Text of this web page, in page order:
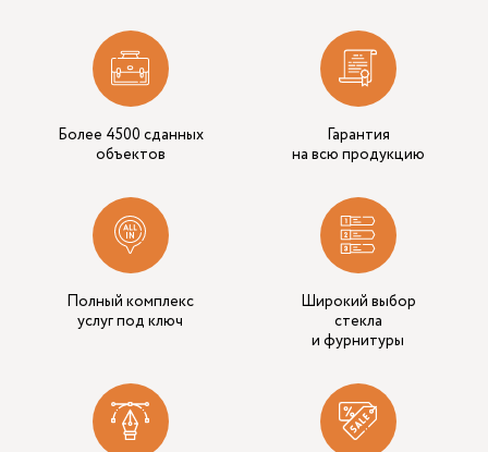
Более 4500 сданных
объектов
Гарантия
на всю продукцию
Полный комплекс
услуг под ключ
Широкий выбор
стекла
и фурнитуры